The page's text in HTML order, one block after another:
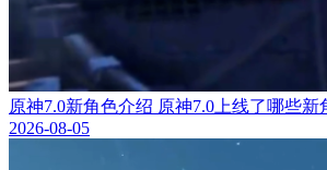
原神7.0新角色介绍 原神7.0上线了哪些新
2026-08-05